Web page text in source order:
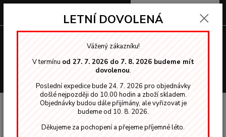
0,00 Kč
O NÁS
LETNÍ DOVOLENÁ
Vážený zákazníku!
V termínu od 27. 7. 2026 do 7. 8. 2026 budeme mít
dovolenou.
Poslední expedice bude 24. 7. 2026 pro objednávky
došlé nejpozději do 10.00 hodin a zboží skladem.
Objednávky budou dále přijímány, ale vyřizovat je
budeme od 10. 8. 2026.
Děkujeme za pochopení a přejeme příjemné léto.